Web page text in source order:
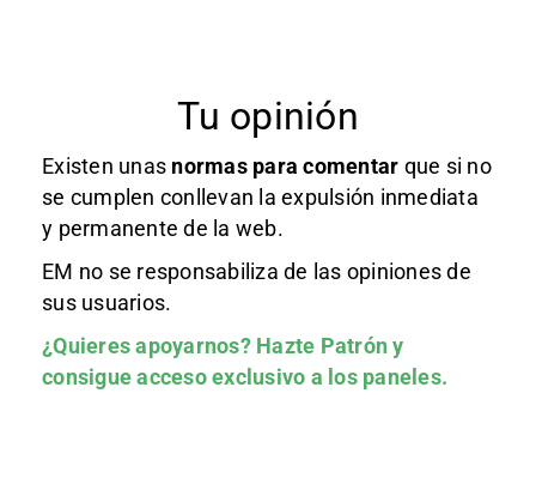
Tu opinión
Existen unas normas para comentar que si no
se cumplen conllevan la expulsión inmediata
y permanente de la web.
EM no se responsabiliza de las opiniones de
sus usuarios.
¿Quieres apoyarnos? Hazte Patróny
consigue acceso exclusivo a los paneles.